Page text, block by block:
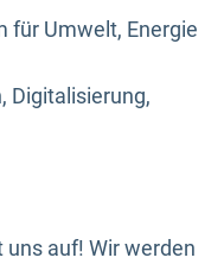
für Umwelt, Energie
Digitalisierung,
auf! Wir werden